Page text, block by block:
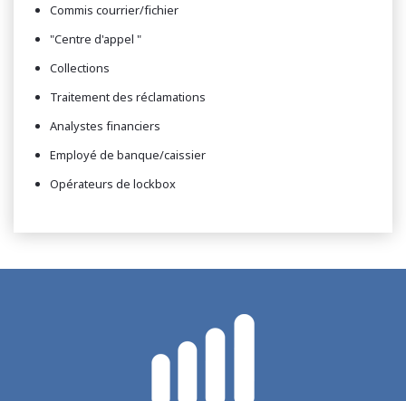
Commis courrier/fichier
"Centre d'appel "
Collections
Traitement des réclamations
Analystes financiers
Employé de banque/caissier
Opérateurs de lockbox